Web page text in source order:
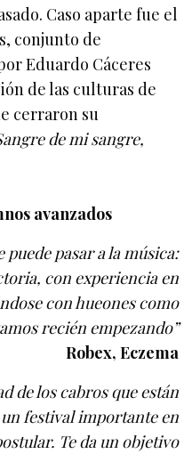
Caso aparte fue el
conjunto de
Eduardo Cáceres
de las culturas de
cerraron su
de mi sangre,
avanzados
puede pasar a la música:
con experiencia en
con hueones como
recién empezando”
Robex, Eczema
de los cabros que están
festival importante en
Te da un objetivo